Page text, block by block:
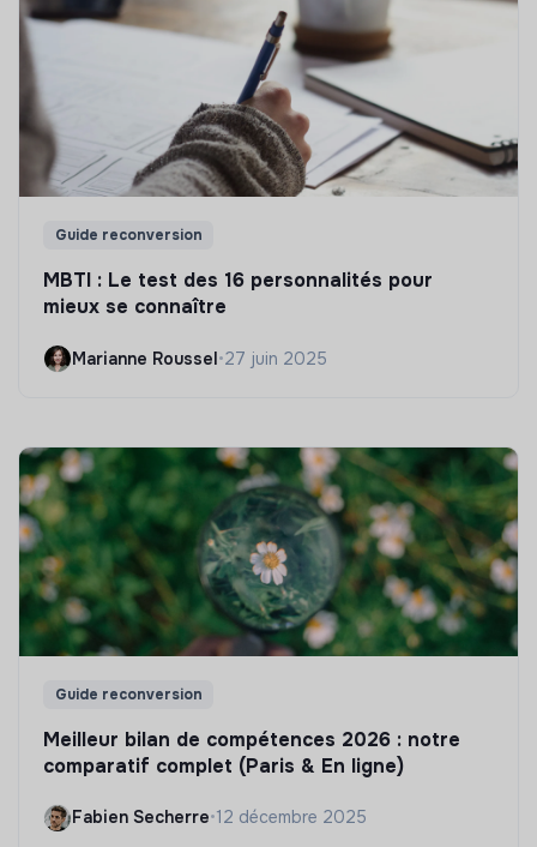
Guide reconversion
MBTI : Le test des 16 personnalités pour
mieux se connaître
Marianne Roussel•27 juin 2025
Guide reconversion
Meilleur bilan de compétences 2026 : notre
comparatif complet (Paris & En ligne)
Fabien Secherre•12 décembre 2025